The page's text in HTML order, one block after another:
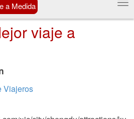
a Medida
viaje a
Viajeros